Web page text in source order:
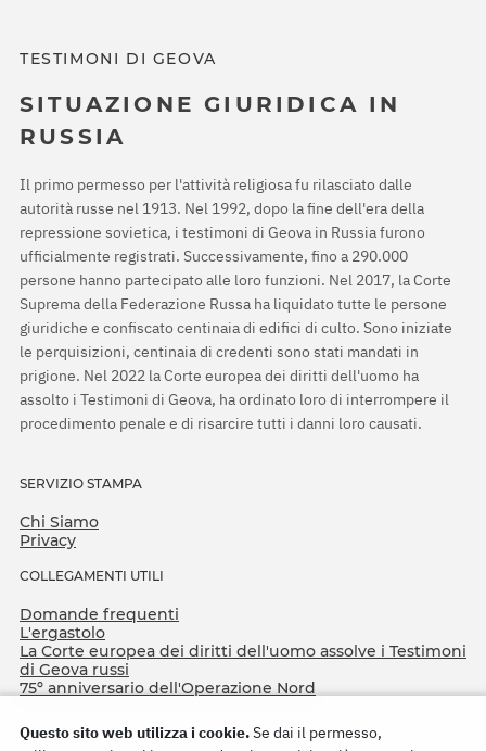
TESTIMONI DI GEOVA
SITUAZIONE GIURIDICA IN
RUSSIA
Il primo permesso per l'attività religiosa fu rilasciato dalle
autorità russe nel 1913. Nel 1992, dopo la fine dell'era della
repressione sovietica, i testimoni di Geova in Russia furono
ufficialmente registrati. Successivamente, fino a 290.000
persone hanno partecipato alle loro funzioni. Nel 2017, la Corte
Suprema della Federazione Russa ha liquidato tutte le persone
giuridiche e confiscato centinaia di edifici di culto. Sono iniziate
le perquisizioni, centinaia di credenti sono stati mandati in
prigione. Nel 2022 la Corte europea dei diritti dell'uomo ha
assolto i Testimoni di Geova, ha ordinato loro di interrompere il
procedimento penale e di risarcire tutti i danni loro causati.
SERVIZIO STAMPA
Chi Siamo
Privacy
COLLEGAMENTI UTILI
Domande frequenti
L'ergastolo
La Corte europea dei diritti dell'uomo assolve i Testimoni
di Geova russi
75º anniversario dell'Operazione Nord
Questo sito web utilizza i cookie.Se dai il permesso,